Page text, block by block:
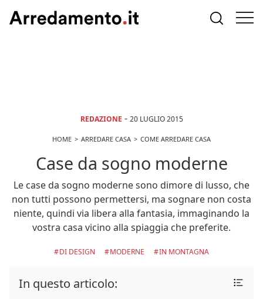
REDAZIONE - 20 LUGLIO 2015
HOME ARREDARE CASA COME ARREDARE CASA
Case da sogno moderne
Le case da sogno moderne sono dimore di lusso, che
non tutti possono permettersi, ma sognare non costa
niente, quindi via libera alla fantasia, immaginando la
vostra casa vicino alla spiaggia che preferite.
DI DESIGN MODERNE IN MONTAGNA
In questo articolo: